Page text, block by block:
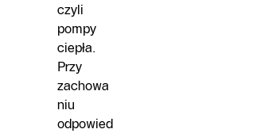
czyli
pompy
ciepła.
Przy
zachowa
niu
odpowied